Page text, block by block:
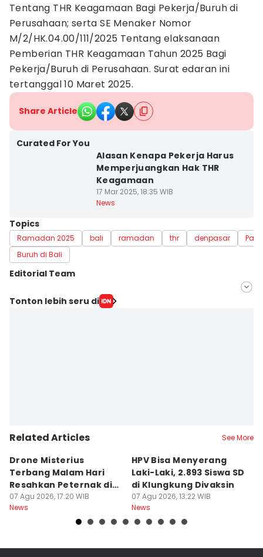
Tentang THR Keagamaan Bagi Pekerja/Buruh di
Perusahaan; serta SE Menaker Nomor
M/2/HK.04.00/111/2025 Tentang elaksanaan
Pemberian THR Keagamaan Tahun 2025 Bagi
Pekerja/Buruh di Perusahaan. Surat edaran ini
tertanggal 10 Maret 2025.
Share Article
Curated For You
Alasan Kenapa Pekerja Harus
Memperjuangkan Hak THR
Keagamaan
17 Mar 2025, 18:35 WIB
News
Topics
Ramadan 2025 bali ramadan thr denpasar
Buruh di Bali
Editorial Team
Editor
Tonton lebih seru di
Related Articles See More
Drone Misterius
Terbang Malam Hari
Resahkan Peternak di
Marga Tabanan
07 Agu 2026, 17:20 WIB
News
HPV Bisa Menyerang
Laki-Laki, 2.893 Siswa SD
di Klungkung Divaksin
07 Agu 2026, 13:22 WIB
News